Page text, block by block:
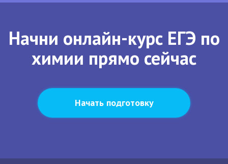
Начни онлайн-курс ЕГЭ по
химии прямо сейчас
Начать подготовку